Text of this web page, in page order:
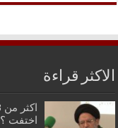
الاكثر قراءة
اختفت ؟